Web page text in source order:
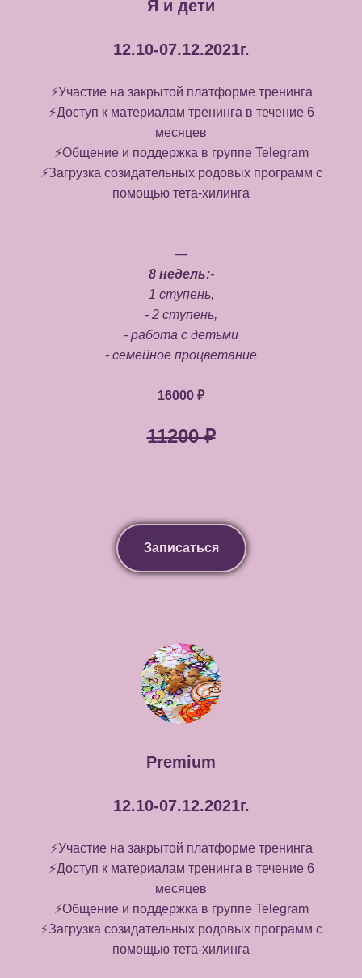
Я и дети
12.10-07.12.2021г.
⚡️Участие на закрытой платформе тренинга
⚡️Доступ к материалам тренинга в течение 6
месяцев
⚡️Общение и поддержка в группе Telegram
⚡️Загрузка созидательных родовых программ с
помощью тета-хилинга
---
8 недель:-
1 ступень,
- 2 ступень,
- работа с детьми
- семейное процветание
16000 ₽
11200 ₽
Записаться
Premium
12.10-07.12.2021г.
⚡️Участие на закрытой платформе тренинга
⚡️Доступ к материалам тренинга в течение 6
месяцев
⚡️Общение и поддержка в группе Telegram
⚡️Загрузка созидательных родовых программ с
помощью тета-хилинга